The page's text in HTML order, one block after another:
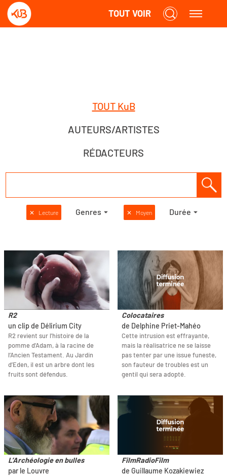
TOUT VOIR
TOUT KuB
AUTEURS/ARTISTES
RÉDACTEURS
✕ Lecture Genres ✕ Moyen Durée
R2
un clip de Délirium City
R2 revient sur l'histoire de la
pomme d’Adam, à la racine de
l’Ancien Testament. Au Jardin
d’Eden, il est un arbre dont les
fruits sont défendus.
Colocataires
de Delphine Priet-Mahéo
Cette intrusion est effrayante,
mais la réalisatrice ne se laisse
pas tenter par une issue funeste,
son fauteur de troubles est un
gentil qui sera adopté.
L’Archéologie en bulles
par le Louvre
FilmRadioFilm
de Guillaume Kozakiewiez